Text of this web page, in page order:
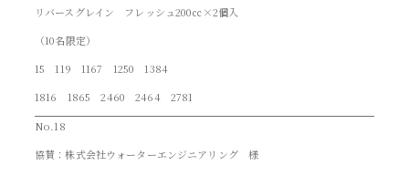
リバースグレイン フレッシュ200㏄×2個入
（10名限定）
15 119 1167 1250 1384
1816 1865 2460 2464 2781
No.18
協賛：株式会社ウォーターエンジニアリング 様